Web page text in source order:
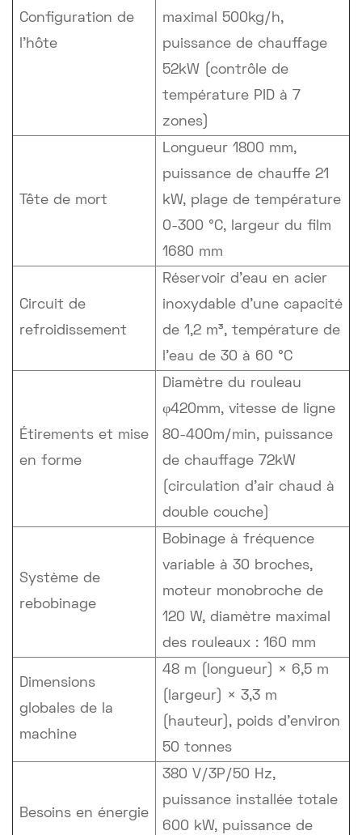
Configuration de
l'hôte
maximal 500kg/h,
puissance de chauffage
52kW (contrôle de
température PID à 7
zones)
Tête de mort
Longueur 1800 mm,
puissance de chauffe 21
kW, plage de température
0-300 °C, largeur du film
1680 mm
Circuit de
refroidissement
Réservoir d'eau en acier
inoxydable d'une capacité
de 1,2 m³, température de
l'eau de 30 à 60 °C
Étirements et mise
en forme
Diamètre du rouleau
φ420mm, vitesse de ligne
80-400m/min, puissance
de chauffage 72kW
(circulation d'air chaud à
double couche)
Système de
rebobinage
Bobinage à fréquence
variable à 30 broches,
moteur monobroche de
120 W, diamètre maximal
des rouleaux : 160 mm
Dimensions
globales de la
machine
48 m (longueur) × 6,5 m
(largeur) × 3,3 m
(hauteur), poids d'environ
50 tonnes
Besoins en énergie
380 V/3P/50 Hz,
puissance installée totale
600 kW, puissance de